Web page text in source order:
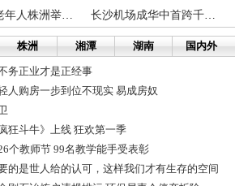
长株潭中老年人株洲举行群友会 上百人配对
长沙机场成华中首跨千万旅客吞吐量行列机场
株洲 湘潭 湖南 国内外
务正业才是正经事
人购房一步到位不现实 易成房奴
狂斗牛》上线 狂欢第一季
个教师节 99名教学能手受表彰
的是世人给的认可，这样我们才有生存的空间